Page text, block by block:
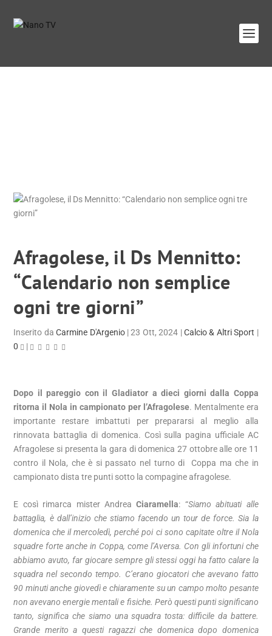
Afragolese, il Ds Mennitto:
“Calendario non semplice
ogni tre giorni”
Inserito daCarmine D'Argenio|23 Ott, 2024 |Calcio & Altri Sport |
0
|
Dopo il pareggio con il Gladiator a dieci giorni dalla Coppa
ritorna il Nola in campionato per l’Afragolese. Mentalmente era
importante restare imbattuti per prepararsi al meglio alla
rinnovata battaglia di domenica. Così sulla pagina ufficiale AC
Afragolese si presenta la gara di domenica 27 ottobre alle ore 11
contro il Nola, che è si passato nel turno di Coppa ma che in
campionato dista tre punti sotto la compagine afragolese.
E così rimarca mister AndreaCiaramella: “Siamo abituati alle
battaglia, è dall’inizio che stiamo facendo un tour de force. Sia la
domenica che il mercoledì, perché poi ci sono capitate oltre il Nola
squadre forte anche in Coppa, come l’Aversa. Con gli infortuni che
abbiamo avuto, far giocare sempre gli stessi oggi ha fatto calare la
squadra nel secondo tempo. C’erano giocatori che avevano fatto
90 minuti anche giovedì e chiaramente su un campo molto pesante
non avevano energie mentali e fisiche. Però questi punti significano
tanto, significa che siamo una squadra tosta: difficile da battere.
Grande merito a questi ragazzi che domenica dopo domenica